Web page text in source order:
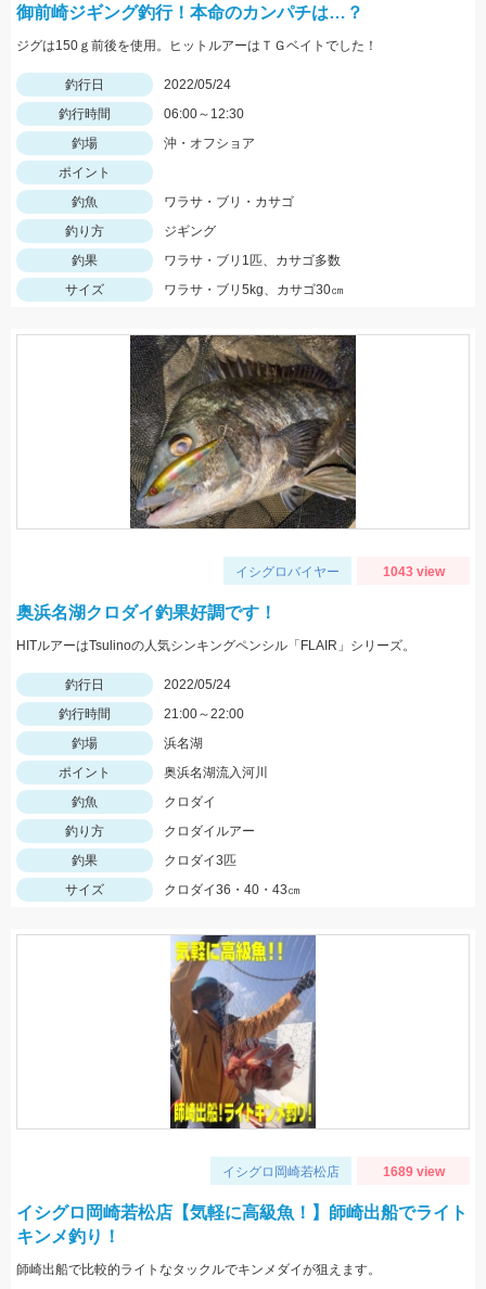
御前崎ジギング釣行！本命のカンパチは…？
ジグは150ｇ前後を使用。ヒットルアーはＴＧベイトでした！
釣行日
2022/05/24
釣行時間
06:00～12:30
釣場
沖・オフショア
ポイント
釣魚
ワラサ・ブリ・カサゴ
釣り方
ジギング
釣果
ワラサ・ブリ1匹、カサゴ多数
サイズ
ワラサ・ブリ5kg、カサゴ30㎝
イシグロバイヤー 1043 view
奥浜名湖クロダイ釣果好調です！
HITルアーはTsulinoの人気シンキングペンシル「FLAIR」シリーズ。
釣行日
2022/05/24
釣行時間
21:00～22:00
釣場
浜名湖
ポイント
奥浜名湖流入河川
釣魚
クロダイ
釣り方
クロダイルアー
釣果
クロダイ3匹
サイズ
クロダイ36・40・43㎝
イシグロ岡崎若松店 1689 view
イシグロ岡崎若松店【気軽に高級魚！】師崎出船でライト
キンメ釣り！
師崎出船で比較的ライトなタックルでキンメダイが狙えます。